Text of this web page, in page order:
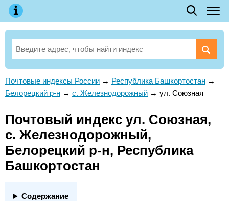
Почтовые индексы России → Республика Башкортостан →
Белорецкий р-н → с. Железнодорожный → ул. Союзная
Почтовый индекс ул. Союзная,
с. Железнодорожный,
Белорецкий р-н, Республика
Башкортостан
Содержание